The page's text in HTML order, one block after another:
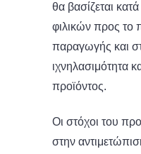
θα βασίζεται
φιλικών προς το
παραγωγής και
ιχνηλασιμότητα
προϊόντος.
Οι στόχοι του
στην